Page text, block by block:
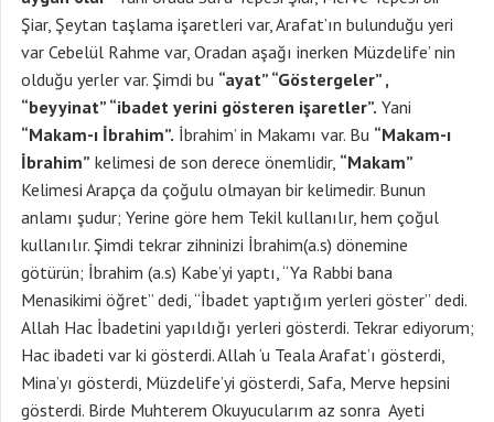
Şiar, Şeytan taşlama işaretleri var, Arafat’ın bulunduğu yeri
var Cebelül Rahme var, Oradan aşağı inerken Müzdelife’ nin
olduğu yerler var. Şimdi bu “ayat” “Göstergeler” ,
“beyyinat” “ibadet yerini gösteren işaretler”. Yani
“Makam-ı İbrahim”. İbrahim’ in Makamı var. Bu “Makam-ı
İbrahim” kelimesi de son derece önemlidir, “Makam”
Kelimesi Arapça da çoğulu olmayan bir kelimedir. Bunun
anlamı şudur; Yerine göre hem Tekil kullanılır, hem çoğul
kullanılır. Şimdi tekrar zihninizi İbrahim(a.s) dönemine
götürün; İbrahim (a.s) Kabe’yi yaptı, “Ya Rabbi bana
Menasikimi öğret” dedi, “İbadet yaptığım yerleri göster” dedi.
Allah Hac İbadetini yapıldığı yerleri gösterdi. Tekrar ediyorum;
Hac ibadeti var ki gösterdi. Allah ‘u Teala Arafat’ı gösterdi,
Mina’yı gösterdi, Müzdelife’yi gösterdi, Safa, Merve hepsini
gösterdi. Birde Muhterem Okuyucularım az sonra Ayeti